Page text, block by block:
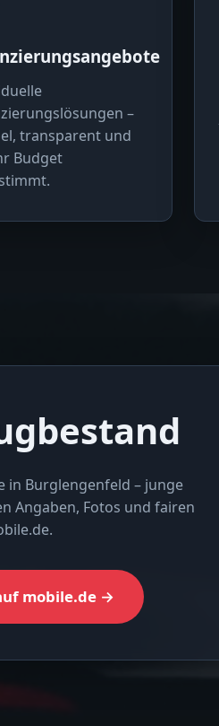
–
transparent und
Budget
in Burglengenfeld – junge
Angaben, Fotos und fairen
mobile.de →